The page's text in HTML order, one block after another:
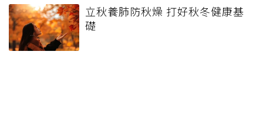
立秋養肺防秋燥 打好秋冬健康基
礎